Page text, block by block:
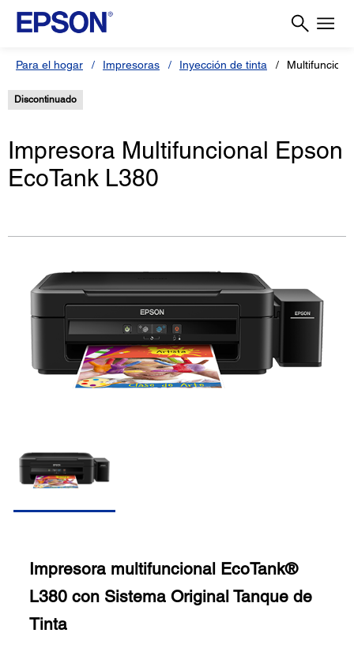
Para el hogar Impresoras Inyección de tinta
Discontinuado
Impresora Multifuncional Epson
EcoTank L380
Impresora multifuncional EcoTank®
L380 con Sistema Original Tanque de
Tinta